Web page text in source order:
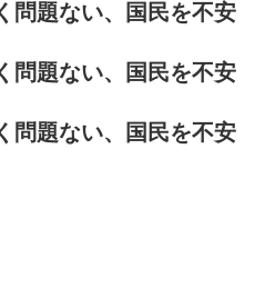
問題ない、国民を不安
問題ない、国民を不安
問題ない、国民を不安